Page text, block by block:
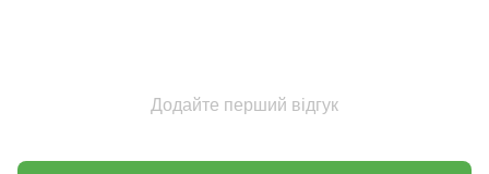
Додайте перший відгук